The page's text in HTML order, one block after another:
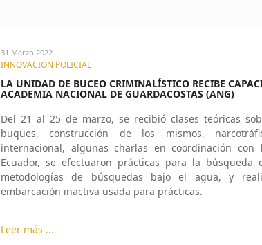
31 Marzo 2022
INNOVACIÓN POLICIAL
LA UNIDAD DE BUCEO CRIMINALÍSTICO RECIBE
ACADEMIA NACIONAL DE GUARDACOSTAS (ANG)
Del 21 al 25 de marzo, se recibió clases teóricas
buques, construcción de los mismos,
internacional, algunas charlas en coordinación
Ecuador, se efectuaron prácticas para la búsqueda
metodologías de búsquedas bajo el agua, y
embarcación inactiva usada para prácticas.
Leer más ...